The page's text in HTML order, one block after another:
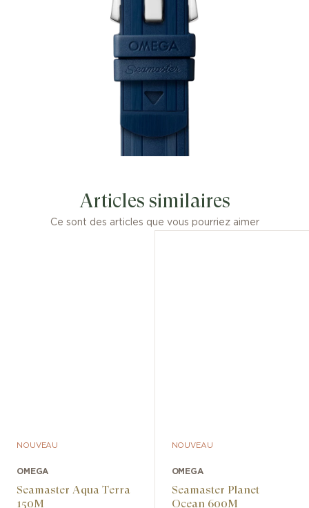
Articles similaires
Ce sont des articles que vous pourriez aimer
NOUVEAU
OMEGA
Seamaster Aqua Terra
150M
NOUVEAU
OMEGA
Seamaster Planet
Ocean 600M